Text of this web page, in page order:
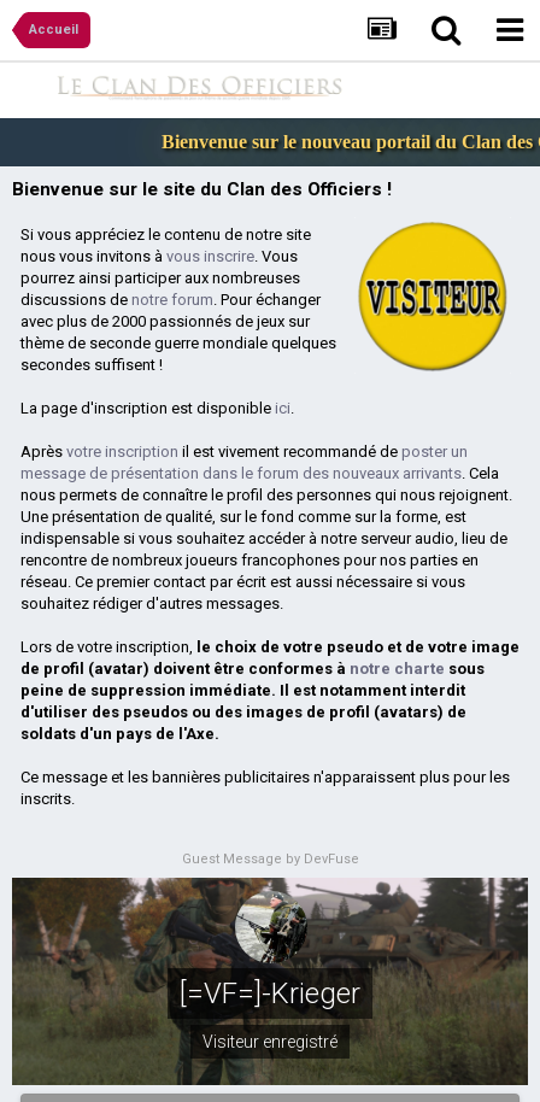
Accueil
Bienvenue sur le nouveau portail du Clan des
Bienvenue sur le site du Clan des Officiers !
Si vous appréciez le contenu de notre site
nous vous invitons à vous inscrire. Vous
pourrez ainsi participer aux nombreuses
discussions de notre forum. Pour échanger
avec plus de 2000 passionnés de jeux sur
thème de seconde guerre mondiale quelques
secondes suffisent !
La page d'inscription est disponible ici.
Après votre inscription il est vivement recommandé de poster un
message de présentation dans le forum des nouveaux arrivants. Cela
nous permets de connaître le profil des personnes qui nous rejoignent.
Une présentation de qualité, sur le fond comme sur la forme, est
indispensable si vous souhaitez accéder à notre serveur audio, lieu de
rencontre de nombreux joueurs francophones pour nos parties en
réseau. Ce premier contact par écrit est aussi nécessaire si vous
souhaitez rédiger d'autres messages.
Lors de votre inscription, le choix de votre pseudo et de votre image
de profil (avatar) doivent être conformes à notre charte sous
peine de suppression immédiate. Il est notamment interdit
d'utiliser des pseudos ou des images de profil (avatars) de
soldats d'un pays de l'Axe.
Ce message et les bannières publicitaires n'apparaissent plus pour les
inscrits.
Guest Message by DevFuse
[=VF=]-Krieger
Visiteur enregistré